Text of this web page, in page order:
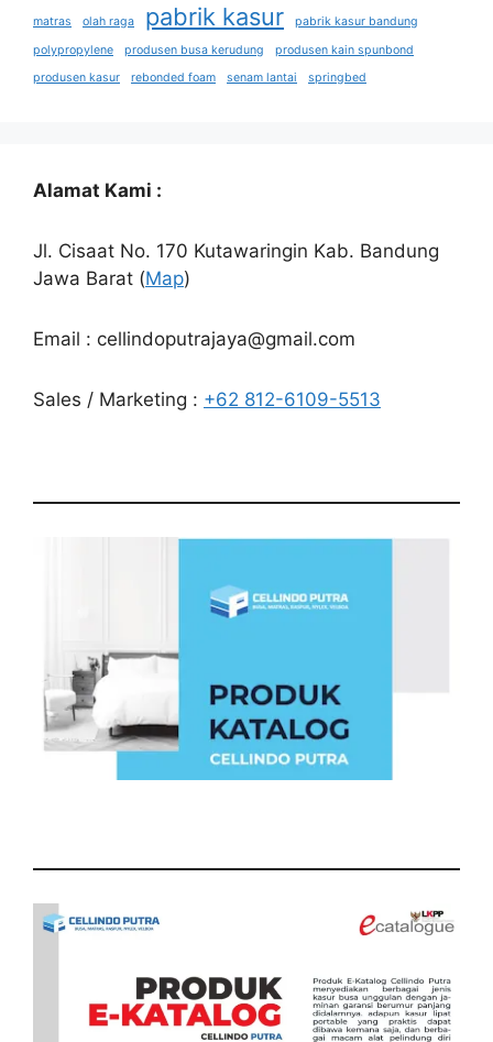
matras olah raga pabrik kasur
pabrik kasur bandung
polypropylene
produsen busa kerudung
produsen kain spunbond
produsen kasur
rebonded foam senam lantai springbed
Alamat Kami :
Jl. Cisaat No. 170 Kutawaringin Kab. Bandung
Jawa Barat (Map)
Email : cellindoputrajaya@gmail.com
Sales / Marketing : +62 812-6109-5513